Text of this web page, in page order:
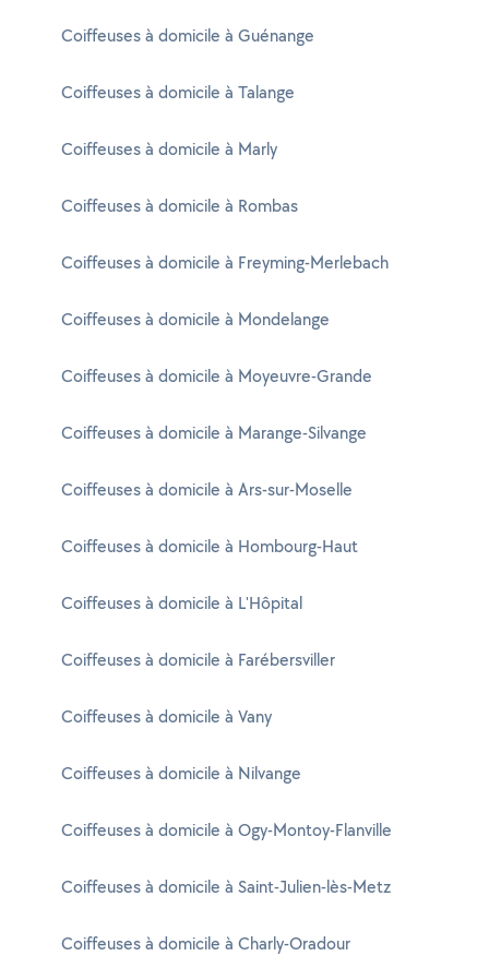
Coiffeuses à domicile à Guénange
Coiffeuses à domicile à Talange
Coiffeuses à domicile à Marly
Coiffeuses à domicile à Rombas
Coiffeuses à domicile à Freyming-Merlebach
Coiffeuses à domicile à Mondelange
Coiffeuses à domicile à Moyeuvre-Grande
Coiffeuses à domicile à Marange-Silvange
Coiffeuses à domicile à Ars-sur-Moselle
Coiffeuses à domicile à Hombourg-Haut
Coiffeuses à domicile à L'Hôpital
Coiffeuses à domicile à Farébersviller
Coiffeuses à domicile à Vany
Coiffeuses à domicile à Nilvange
Coiffeuses à domicile à Ogy-Montoy-Flanville
Coiffeuses à domicile à Saint-Julien-lès-Metz
Coiffeuses à domicile à Charly-Oradour